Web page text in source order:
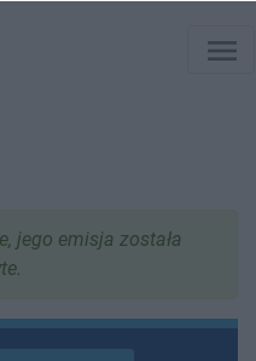
menu
jego emisja została